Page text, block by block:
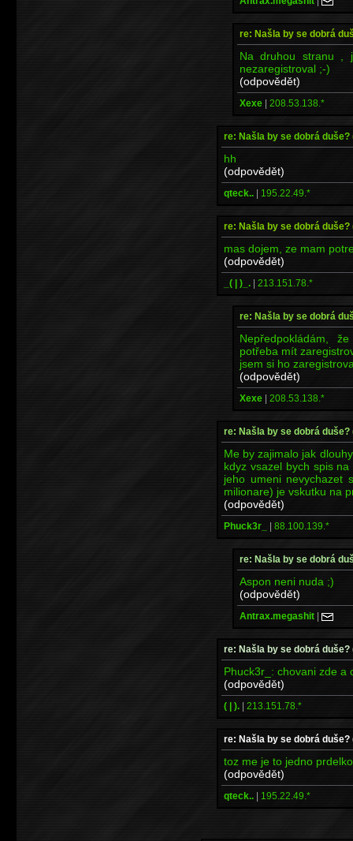
re: Našla by se dobrá
Na druhou stranu ,
nezaregistroval ;-)
(odpovědět)
Xexe | 208.53.138.*
re: Našla by se dobrá
hh
(odpovědět)
qteck.. | 195.22.49.*
re: Našla by se dobrá
mas dojem, ze mam
(odpovědět)
_( | )_. | 213.151.78.*
re: Našla by se dobrá
Nepředpokládám,
potřeba mít
jsem si ho
(odpovědět)
Xexe | 208.53.138.*
re: Našla by se dobrá
Me by zajimalo jak
kdyz vsazel bych spis
jeho umeni nevychazet
milionare) je vskutku na
(odpovědět)
Phuck3r_ | 88.100.139.*
re: Našla by se dobrá
Aspon neni nuda ;)
(odpovědět)
Antrax.megashit |
re: Našla by se dobrá
Phuck3r_: chovani zde a
(odpovědět)
( | ). | 213.151.78.*
re: Našla by se dobrá
toz me je to jedno
(odpovědět)
qteck.. | 195.22.49.*